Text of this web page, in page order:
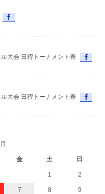
大会 日程トーナメント表
大会 日程トーナメント表
金 土 日
1 2
7 8 9